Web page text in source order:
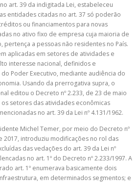
art. 39 da indigitada Lei, estabeleceu
entidades citadas no art. 37 só poderão
ou financiamentos para novas
no ativo fixo de empresa cuja maioria de
pertença a pessoas não residentes no País.
aplicadas em setores de atividades e
interesse nacional, definidos e
Poder Executivo, mediante audiência do
Usando da prerrogativa supra, o
editou o Decreto nº 2.233, de 23 de maio
setores das atividades econômicas
no art. 39 da Lei nº 4.131/1962.
Michel Temer, por meio do Decreto nº
2017, introduziu modificações no rol das
das vedações do art. 39 da Lei nº
no art. 1º do Decreto nº 2.233/1997. A
art. 1º enumerava basicamente dois
em determinados segmentos; e